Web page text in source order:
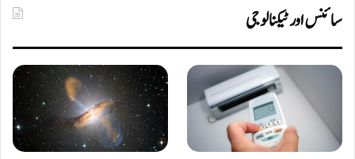
سائنس اور ٹیکنالوجی